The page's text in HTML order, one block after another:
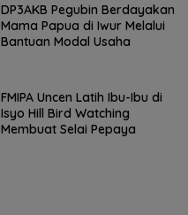
DP3AKB Pegubin Berdayakan
Mama Papua di Iwur Melalui
Bantuan Modal Usaha
FMIPA Uncen Latih Ibu-Ibu di
Isyo Hill Bird Watching
Membuat Selai Pepaya